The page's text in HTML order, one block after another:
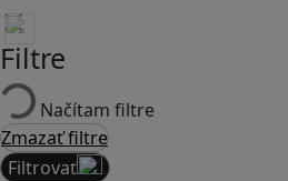
Filtre
Načítam filtre
Zmazať filtre
Filtrovať